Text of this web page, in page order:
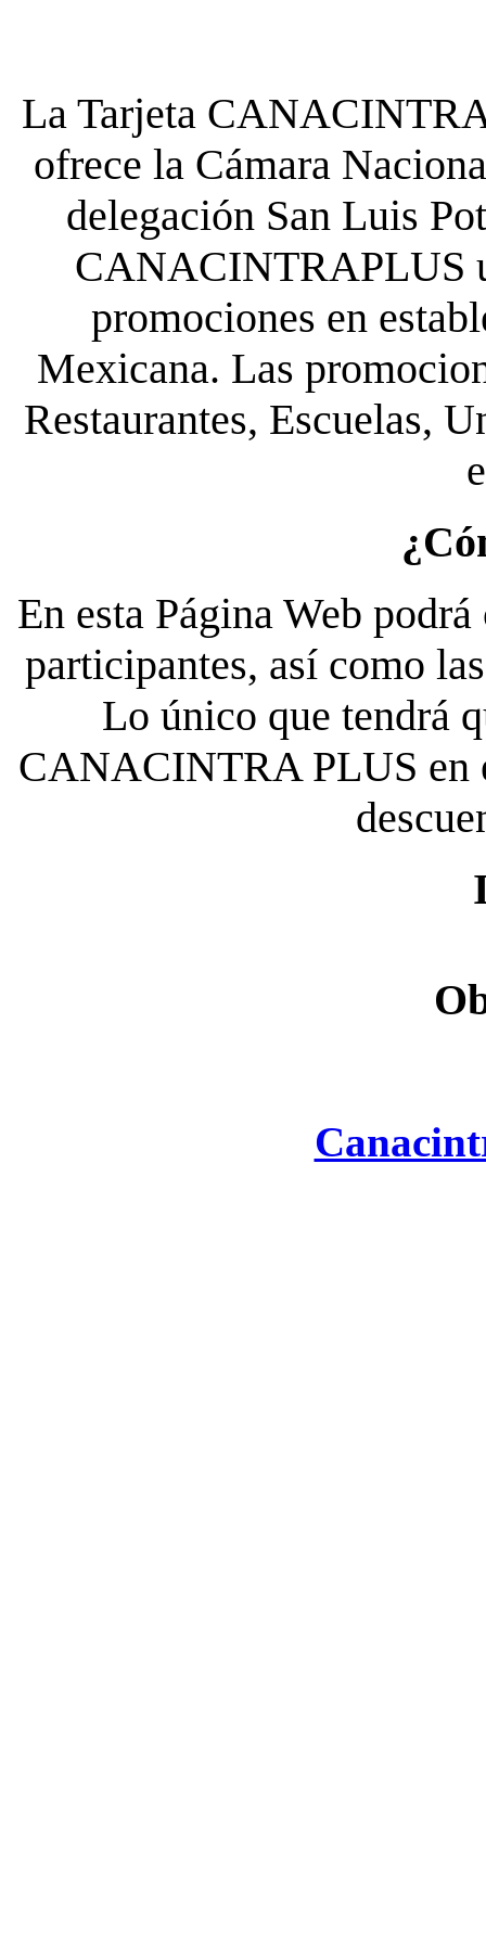
La Tarjeta
ofrece la Cámara
delegación San Luis
CANACINTRAPLUS
promociones en
Mexicana. Las
Restaurantes, Escuelas,
En esta Página Web
participantes, así como
Lo único que tendrá
CANACINTRA PLUS en